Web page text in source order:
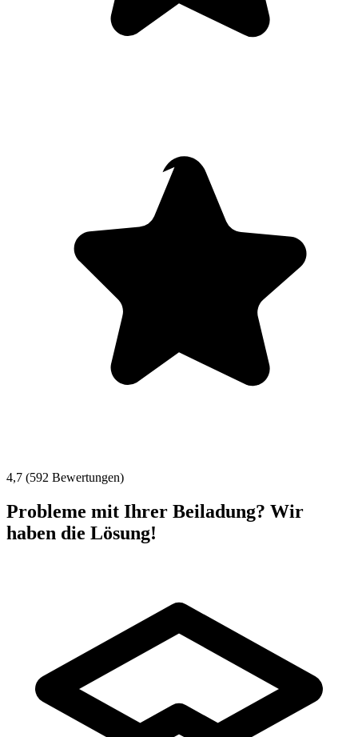
4,7 (592 Bewertungen)
Probleme mit Ihrer Beiladung? Wir
haben die Lösung!